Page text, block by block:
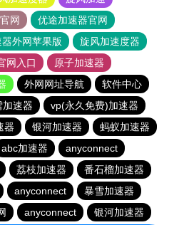
网
优途加速器官网
外网苹果版
旋风加速度器
网入口
原子加速器
外网网址导航
软件中心
加速器
vp(永久免费)加速器
器 银河加速器
蚂蚁加速器
abc加速器
anyconnect
荔枝加速器
番石榴加速器
anyconnect
暴雪加速器
anyconnect 银河加速器